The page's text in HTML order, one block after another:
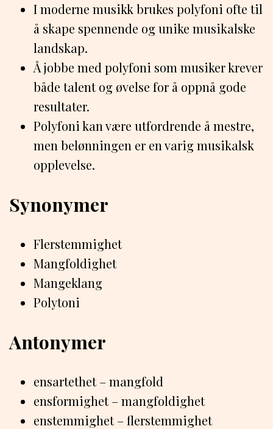
I moderne musikk brukes polyfoni ofte til
å skape spennende og unike musikalske
landskap.
Å jobbe med polyfoni som musiker krever
både talent og øvelse for å oppnå gode
resultater.
Polyfoni kan være utfordrende å mestre,
men belønningen er en varig musikalsk
opplevelse.
Synonymer
Flerstemmighet
Mangfoldighet
Mangeklang
Polytoni
Antonymer
ensartethet – mangfold
ensformighet – mangfoldighet
enstemmighet – flerstemmighet